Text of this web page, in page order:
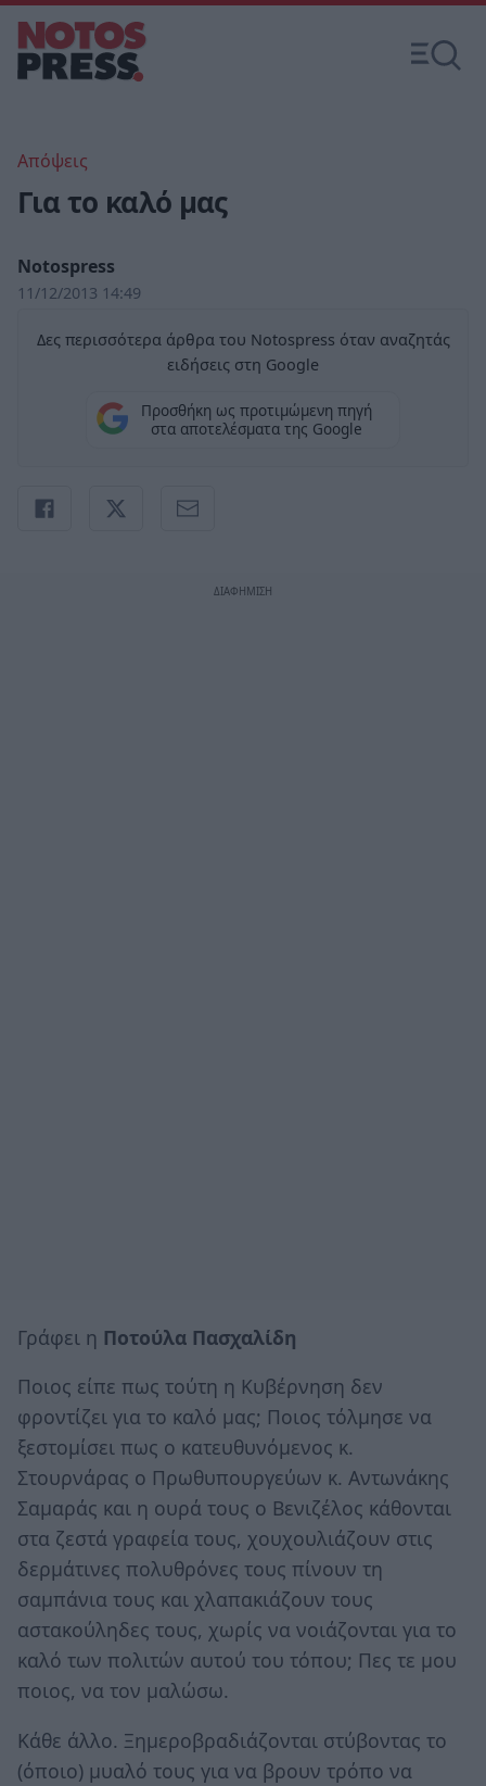
Απόψεις
Για το καλό μας
Notospress
11/12/2013 14:49
Δες περισσότερα άρθρα του Notospress όταν αναζητάς
ειδήσεις στη Google
Προσθήκη ως προτιμώμενη πηγή
στα αποτελέσματα της Google
Γράφει η Ποτούλα Πασχαλίδη
Ποιος είπε πως τούτη η Κυβέρνηση δεν
φροντίζει για το καλό μας; Ποιος τόλμησε να
ξεστομίσει πως ο κατευθυνόμενος κ.
Στουρνάρας ο Πρωθυπουργεύων κ. Αντωνάκης
Σαμαράς και η ουρά τους ο Βενιζέλος κάθονται
στα ζεστά γραφεία τους, χουχουλιάζουν στις
δερμάτινες πολυθρόνες τους πίνουν τη
σαμπάνια τους και χλαπακιάζουν τους
αστακούληδες τους, χωρίς να νοιάζονται για το
καλό των πολιτών αυτού του τόπου; Πες τε μου
ποιος, να τον μαλώσω.
Κάθε άλλο. Ξημεροβραδιάζονται στύβοντας το
(όποιο) μυαλό τους για να βρουν τρόπο να